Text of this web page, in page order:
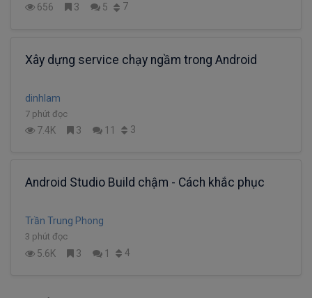
656 3 5 7
Xây dựng service chạy ngầm trong Android
dinhlam
7 phút đọc
7.4K 3 11 3
Android Studio Build chậm - Cách khắc phục
Trần Trung Phong
3 phút đọc
5.6K 3 1 4